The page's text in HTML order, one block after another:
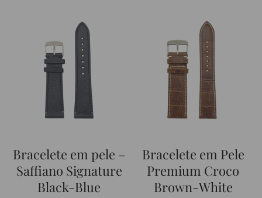
Bracelete em pele –
Saffiano Signature
Black-Blue
Bracelete em Pele
Premium Croco
Brown-White